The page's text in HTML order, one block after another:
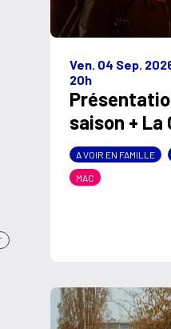
Ven. 04 Sep.
20h
saison + La
A VOIR EN FAMILLE
MAC